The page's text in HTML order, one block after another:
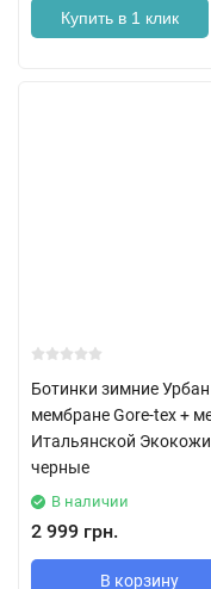
Купить в 1 клик
Ботинки зимние
мембране Gore-tex +
Итальянской Экокожи
черные
В наличии
2 999 грн.
В корзину